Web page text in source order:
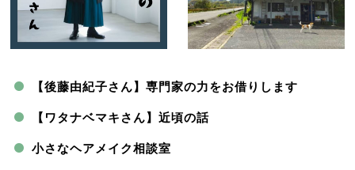
【後藤由紀子さん】専門家の力をお借りします
【ワタナベマキさん】近頃の話
小さなヘアメイク相談室